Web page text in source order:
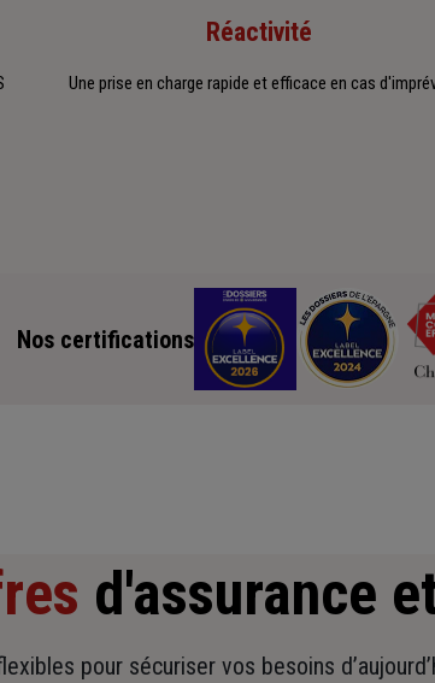
Réactivité
Une prise en charge rapide et efficace en cas
Nos certifications
d'assurance
pour sécuriser vos besoins